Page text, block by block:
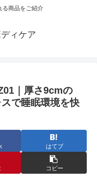
る商品をご紹介
ィケア
｜厚さ9cmの
で睡眠環境を快
はてブ
コピー